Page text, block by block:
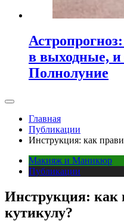
в выходные, и
Полнолуние
Главная
Публикации
Инструкция: как
Макияж и Маникюр
Публикации
Инструкция: как
кутикулу?